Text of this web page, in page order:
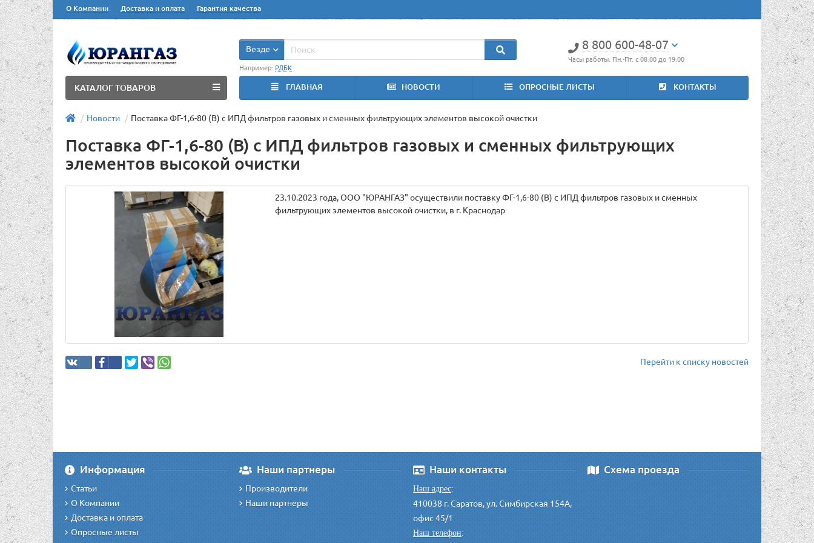
О Компании Доставка и оплата Гарантия качества
8 800 600-48-07
Часы работы: Пн.-Пт. с 08:00 до 19:00
Везде
Например: РДБК
ГЛАВНАЯ НОВОСТИ ОПРОСНЫЕ ЛИСТЫ КОНТАКТЫ
КАТАЛОГ ТОВАРОВ
Новости Поставка ФГ-1,6-80 (В) с ИПД фильтров газовых и сменных фильтрующих элементов высокой очистки
Поставка ФГ-1,6-80 (В) с ИПД фильтров газовых и сменных фильтрующих
элементов высокой очистки
23.10.2023 года, ООО "ЮРАНГАЗ" осуществили поставку ФГ-1,6-80 (В) с ИПД фильтров газовых и сменных
фильтрующих элементов высокой очистки, в г. Краснодар
Перейти к списку новостей
Информация
Статьи
О Компании
Доставка и оплата
Опросные листы
Наши партнеры
Производители
Наши партнеры
Наши контакты
Наш адрес:
410038 г. Саратов, ул. Симбирская 154А,
офис 45/1
Наш телефон:
Схема проезда